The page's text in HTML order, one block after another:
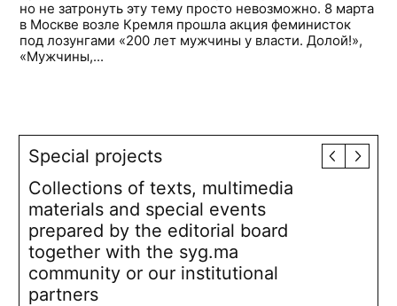
но не затронуть эту тему просто невозможно. 8 марта
в Москве возле Кремля прошла акция феминисток
под лозунгами «200 лет мужчины у власти. Долой!»,
«Мужчины,...
Special projects
Collections of texts, multimedia
materials and special events
prepared by the editorial board
together with the syg.ma
community or our institutional
partners